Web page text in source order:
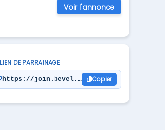
Voir l'annonce
LIEN DE PARRAINAGE
https://join.bevel.health/0VUPRT
Copier